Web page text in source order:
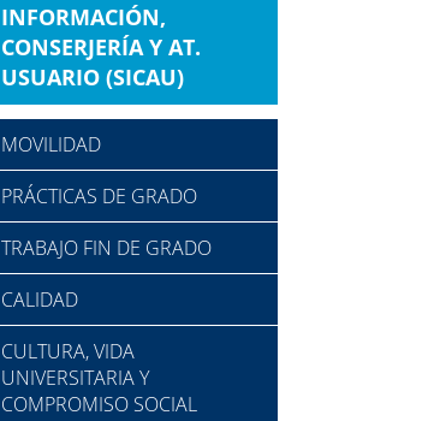
INFORMACIÓN,
CONSERJERÍA Y AT.
USUARIO (SICAU)
MOVILIDAD
PRÁCTICAS DE GRADO
TRABAJO FIN DE GRADO
CALIDAD
CULTURA, VIDA
UNIVERSITARIA Y
COMPROMISO SOCIAL